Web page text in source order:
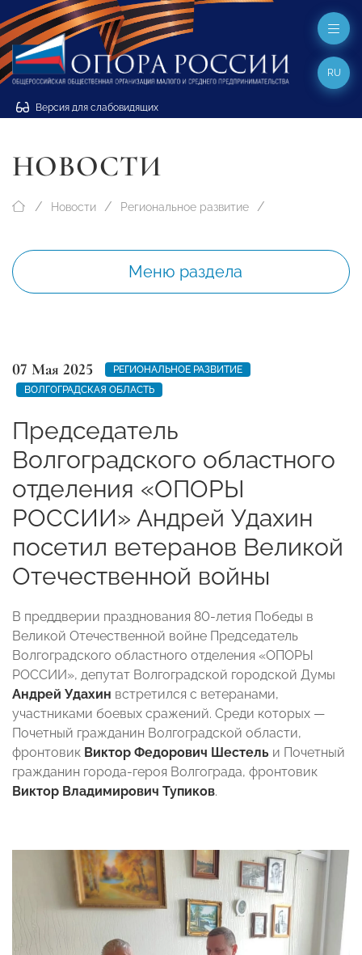
Версия для слабовидящих
RU
НОВОСТИ
Новости Региональное развитие
Меню раздела
07 Мая 2025
РЕГИОНАЛЬНОЕ РАЗВИТИЕ
ВОЛГОГРАДСКАЯ ОБЛАСТЬ
Председатель
Волгоградского областного
отделения «ОПОРЫ
РОССИИ» Андрей Удахин
посетил ветеранов Великой
Отечественной войны
В преддверии празднования 80-летия Победы в
Великой Отечественной войне Председатель
Волгоградского областного отделения «ОПОРЫ
РОССИИ», депутат Волгоградской городской Думы
Андрей Удахин встретился с ветеранами,
участниками боевых сражений. Среди которых —
Почетный гражданин Волгоградской области,
фронтовик Виктор Федорович Шестель и Почетный
гражданин города-героя Волгограда, фронтовик
Виктор Владимирович Тупиков.